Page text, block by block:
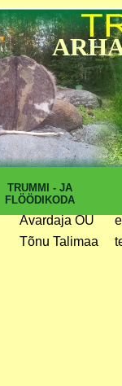
Avardaja OÜ
Tõnu Talimaa
TRUMMI - JA
FLÖÖDIKODA